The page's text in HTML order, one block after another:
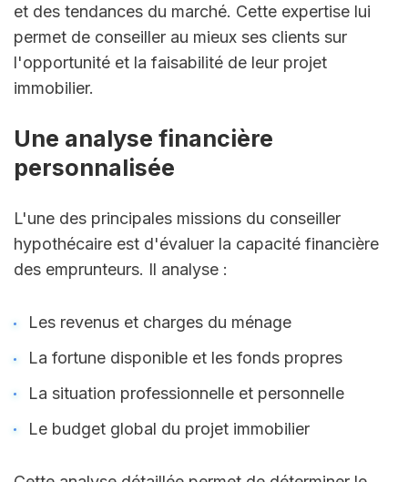
et des tendances du marché. Cette expertise lui
permet de conseiller au mieux ses clients sur
l'opportunité et la faisabilité de leur projet
immobilier.
Une analyse financière
personnalisée
L'une des principales missions du conseiller
hypothécaire est d'évaluer la capacité financière
des emprunteurs. Il analyse :
Les revenus et charges du ménage
La fortune disponible et les fonds propres
La situation professionnelle et personnelle
Le budget global du projet immobilier